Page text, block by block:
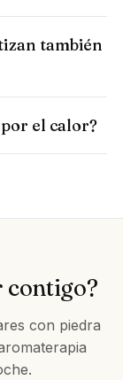
también
el calor?
contigo?
con piedra